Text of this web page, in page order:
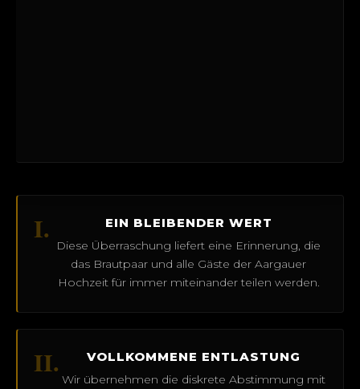
I. EIN BLEIBENDER WERT
Diese Überraschung liefert eine Erinnerung, die
das Brautpaar und alle Gäste der Aargauer
Hochzeit für immer miteinander teilen werden.
II. VOLLKOMMENE ENTLASTUNG
Wir übernehmen die diskrete Abstimmung mit